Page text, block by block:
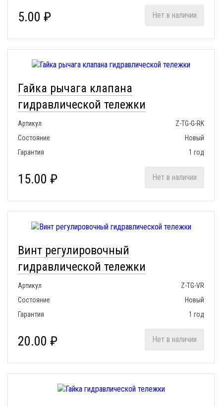
5.00 ₽ Нет в наличии
Гайка рычага клапана
гидравлической тележки
Артикул
Z-TG-G-RK
Состояние
Новый
Гарантия
1 год
15.00 ₽ Нет в наличии
Винт регулировочный
гидравлической тележки
Артикул
Z-TG-VR
Состояние
Новый
Гарантия
1 год
20.00 ₽ Нет в наличии